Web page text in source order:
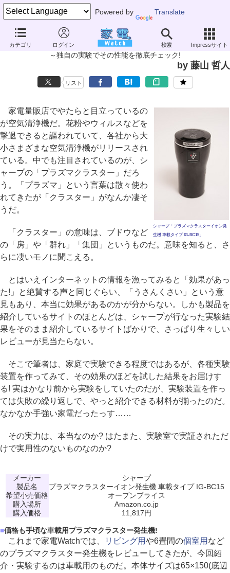
Powered by Translate
カテゴリ ログイン 検索 Impressサイト
家電製品ミニレビュー
シャープ「プラズマクラスターイオン発生機 車載タイプ IG-BC15」
～独自の実験でその性能を徹底チェック!
by 藤山 哲人
リスト
シャープ「プラズマクラスターイオン発
生機 車載タイプ IG-BC15」
家電量販店でやたらと目立っているの
が空気清浄機だ。花粉やウィルスなどを
撃退できると謳われていて、各社から大
小さまざまな空気清浄機がリリースされ
ている。中でも注目されているのが、シ
ャープの「プラズマクラスター」だろ
う。「プラズマ」という言葉は散々使わ
れてきたが「クラスター」がなんか凄そ
うだ。
「クラスター」の意味は、ブドウなど
の「房」や「群れ」「集団」というものだ。意味を知ると、さ
らに凄いモノに聞こえる。
とはいえインターネットの情報を漁ってみると「効果があっ
た!」と絶賛する声と同じぐらい、「うさんくさい」という意
見もあり、本当に効果があるのかが分からない。しかも製品を
紹介しているサイトのほとんどは、シャープが行なった実験結
果をそのまま紹介しているサイトばかりで、さっぱり生々しい
レビューが見当たらない。
そこで筆者は、家庭で実験できる程度ではあるが、各種実験
装置を作ってみて、その効果のほどを試した結果をお届けす
る! 実はかなり前から実験をしていたのだが、実験装置を作っ
ては失敗の繰り返しで、やっと紹介できる材料が揃ったのだ。
なかなか手強い家電だったっす……
その実力は、本当なのか? はたまた、実験室で実証されただ
けで実用性のないものなのか?
メーカー
シャープ
製品名
プラズマクラスターイオン発生機 車載タイプ IG-BC15
希望小売価格
オープンプライス
購入場所
Amazon.co.jp
購入価格
11,817円
■価格も手頃な車載用プラズマクラスター発生機!
これまで家電Watchでは、 リビング用や6畳間の個室用 など
のプラズマクラスター発生機をレビューしてきたが、今回紹
介・実験するのは車載用のものだ。本体サイズは65×150(底辺